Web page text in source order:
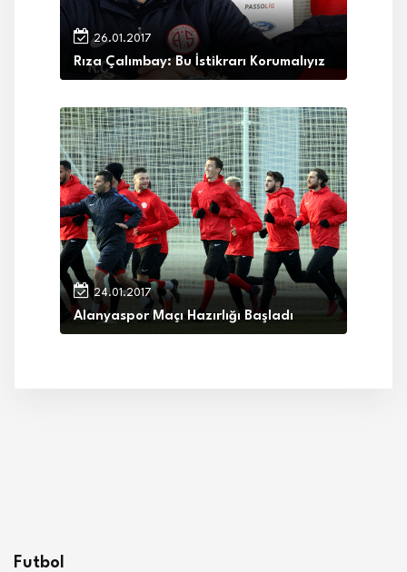
26.01.2017
Rıza Çalımbay: Bu İstikrarı Korumalıyız
24.01.2017
Alanyaspor Maçı Hazırlığı Başladı
Futbol